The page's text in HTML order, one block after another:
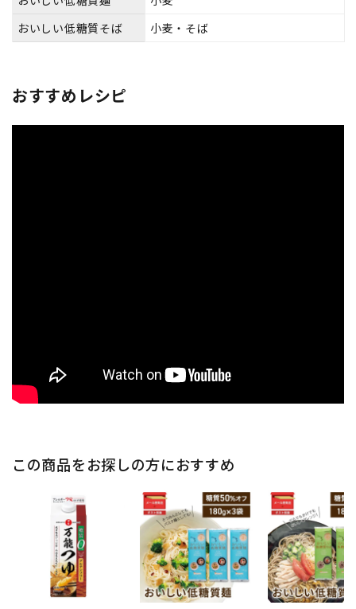
おいしい低糖質そば
小麦・そば
おすすめレシピ
この商品をお探しの方におすすめ